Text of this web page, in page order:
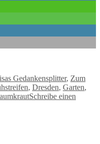
Gedankensplitter, Zum
, Dresden, Garten,
Schreibe einen